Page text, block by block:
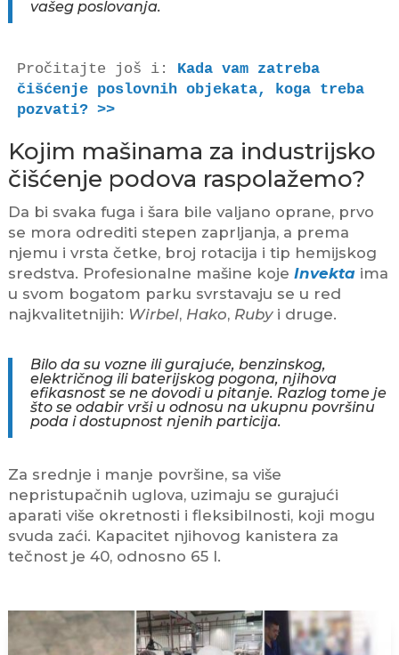
vašeg poslovanja.
Pročitajte još i: Kada vam zatreba
čišćenje poslovnih objekata, koga treba
pozvati? >>
Kojim mašinama za industrijsko
čišćenje podova raspolažemo?
Da bi svaka fuga i šara bile valjano oprane, prvo
se mora odrediti stepen zaprljanja, a prema
njemu i vrsta četke, broj rotacija i tip hemijskog
sredstva. Profesionalne mašine koje Invekta ima
u svom bogatom parku svrstavaju se u red
najkvalitetnijih: Wirbel, Hako, Rubyi druge.
Bilo da su vozne ili gurajuće, benzinskog,
električnog ili baterijskog pogona, njihova
efikasnost se ne dovodi u pitanje. Razlog tome je
što se odabir vrši u odnosu na ukupnu površinu
poda i dostupnost njenih particija.
Za srednje i manje površine, sa više
nepristupačnih uglova, uzimaju se gurajući
aparati više okretnosti i fleksibilnosti, koji mogu
svuda zaći. Kapacitet njihovog kanistera za
tečnost je 40, odnosno 65 l.